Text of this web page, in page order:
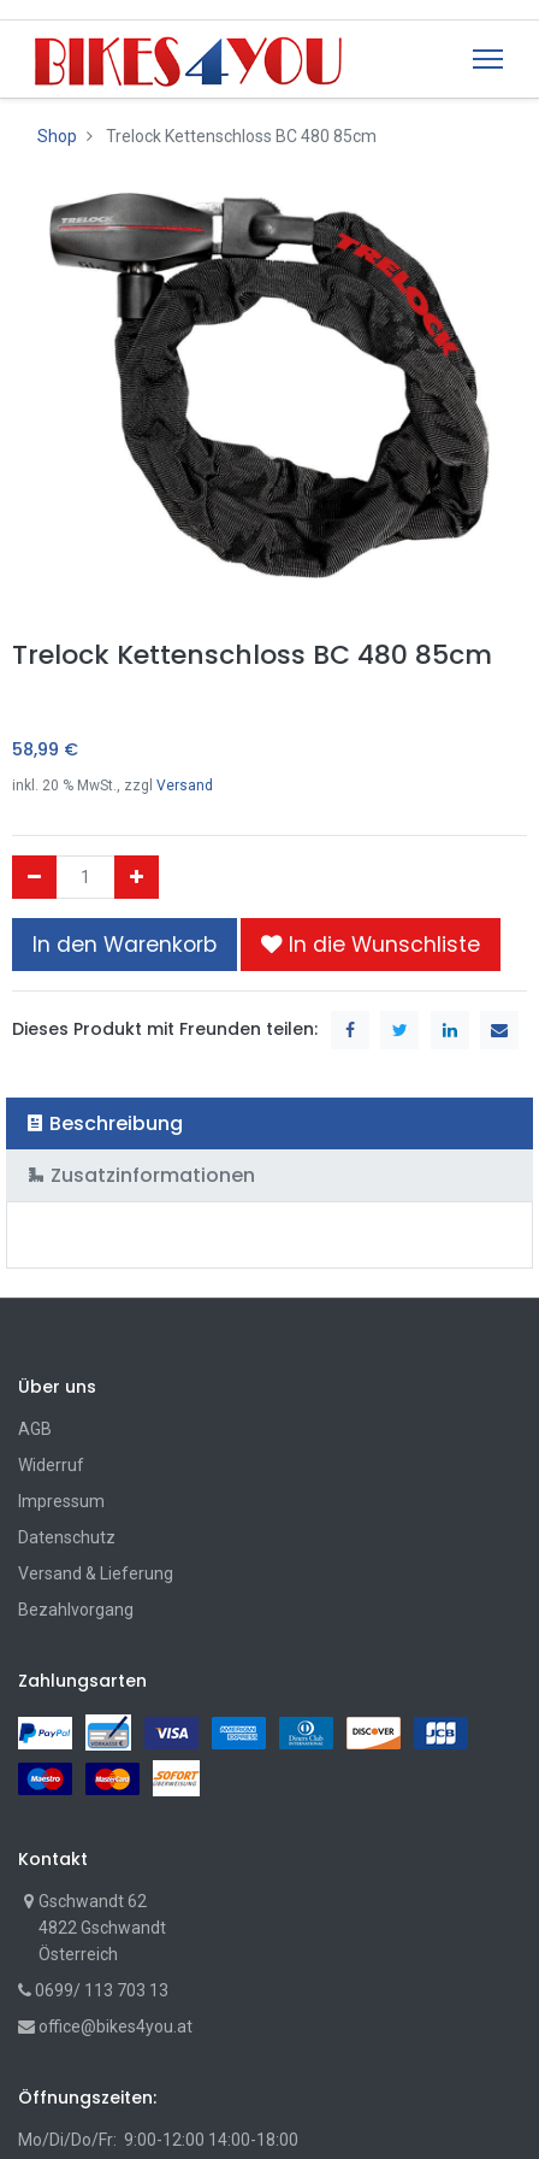
Shop Trelock Kettenschloss BC 480 85cm
Trelock Kettenschloss BC 480 85cm
58,99 €
inkl. 20 % MwSt., zzgl Versand
In den Warenkorb In die Wunschliste
Dieses Produkt mit Freunden teilen:
Beschreibung
Zusatzinformationen
Über uns
AGB
Widerruf
Impressum
Datenschutz
Versand & Lieferung
Bezahlvorgang
Zahlungsarten
Kontakt
Gschwandt 62
4822 Gschwandt
Österreich
0699/ 113 703 13
office@bikes4you.at
Öffnungszeiten:
Mo/Di/Do/Fr: 9:00-12:00 14:00-18:00